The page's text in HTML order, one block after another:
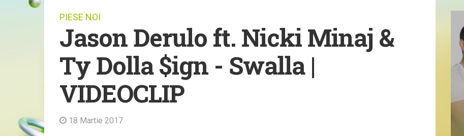
PIESE NOI
Jason Derulo ft. Nicki Minaj &
Ty Dolla $ign - Swalla |
VIDEOCLIP
18 Martie 2017